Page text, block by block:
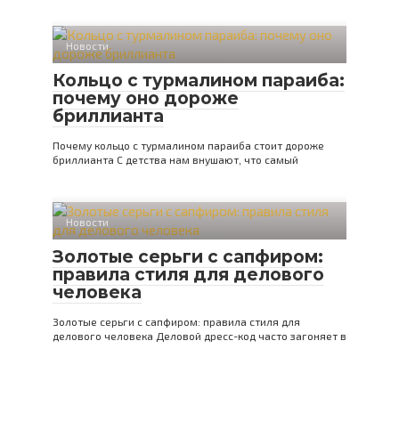
Новости
Кольцо с турмалином параиба:
почему оно дороже
бриллианта
Почему кольцо с турмалином параиба стоит дороже
бриллианта С детства нам внушают, что самый
Новости
Золотые серьги с сапфиром:
правила стиля для делового
человека
Золотые серьги с сапфиром: правила стиля для
делового человека Деловой дресс-код часто загоняет в